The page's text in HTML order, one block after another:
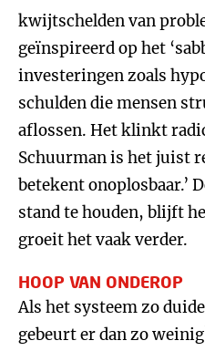
kwijtschelden van
geïnspireerd op het
investeringen zoals
schulden die mensen
aflossen. Het klinkt
Schuurman is het juist
betekent onoplosbaar.’
stand te houden, blijft
groeit het vaak verder.
HOOP VAN ONDEROP
Als het systeem zo
gebeurt er dan zo